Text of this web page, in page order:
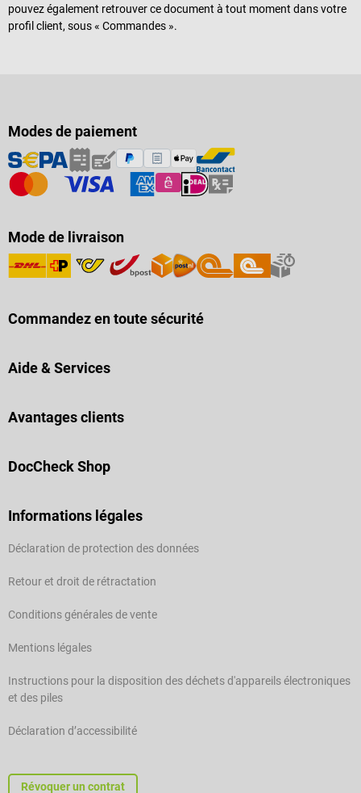
pouvez également retrouver ce document à tout moment dans votre
profil client, sous « Commandes ».
Modes de paiement
Mode de livraison
Commandez en toute sécurité
Aide & Services
Avantages clients
DocCheck Shop
Informations légales
Déclaration de protection des données
Retour et droit de rétractation
Conditions générales de vente
Mentions légales
Instructions pour la disposition des déchets d'appareils électroniques
et des piles
Déclaration d’accessibilité
Révoquer un contrat